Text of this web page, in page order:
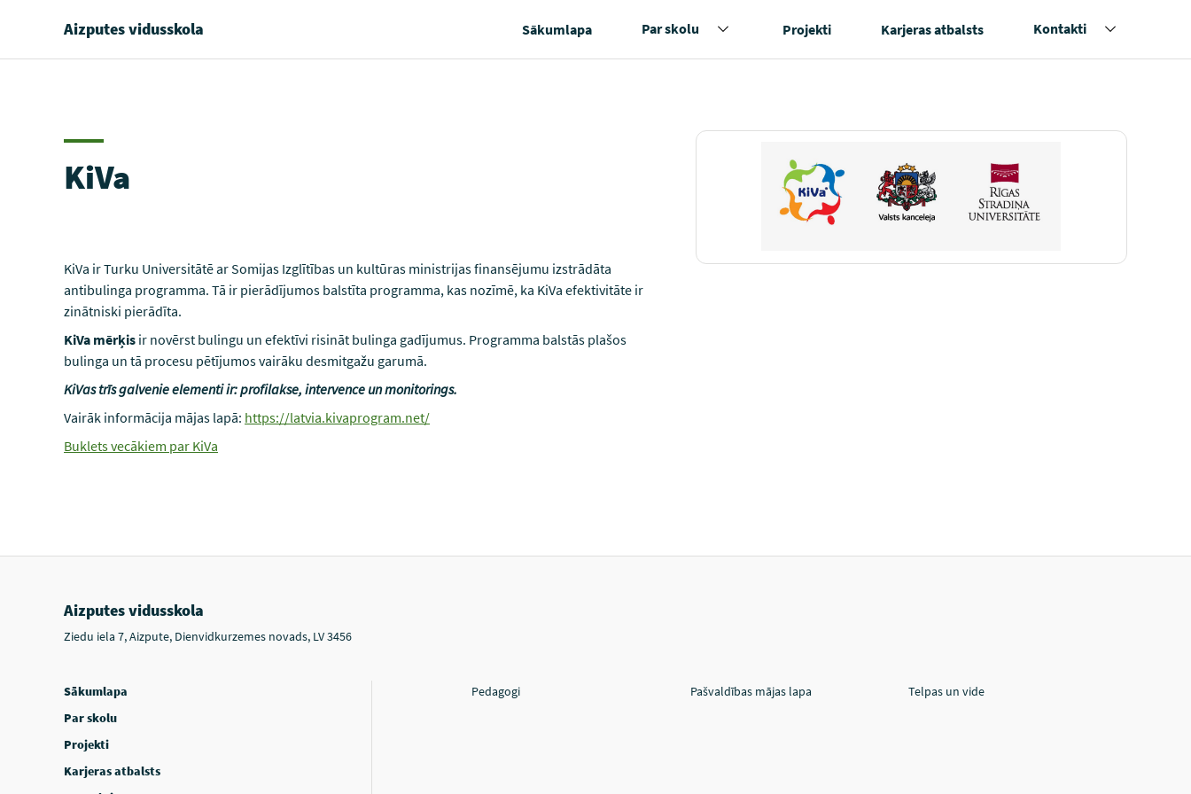
Aizputes vidusskola Sākumlapa Par skolu Projekti Karjeras atbalsts Kontakti
KiVa
KiVa ir Turku Universitātē ar Somijas Izglītības un kultūras ministrijas finansējumu izstrādāta
antibulinga programma. Tā ir pierādījumos balstīta programma, kas nozīmē, ka KiVa efektivitāte ir
zinātniski pierādīta.
KiVa mērķis ir novērst bulingu un efektīvi risināt bulinga gadījumus. Programma balstās plašos
bulinga un tā procesu pētījumos vairāku desmitgažu garumā.
KiVas trīs galvenie elementi ir: profilakse, intervence un monitorings.
Vairāk informācija mājas lapā: https://latvia.kivaprogram.net/
Buklets vecākiem par KiVa
Aizputes vidusskola
Ziedu iela 7, Aizpute, Dienvidkurzemes novads, LV 3456
Sākumlapa
Par skolu
Projekti
Karjeras atbalsts
Pedagogi Pašvaldības mājas lapa Telpas un vide